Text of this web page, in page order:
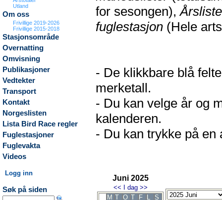
Utland
Om oss
Frivillige 2019-2026
Frivillige 2015-2018
Stasjonsområde
Overnatting
Omvisning
Publikasjoner
Vedtekter
Transport
Kontakt
Norgeslisten
Lista Bird Race regler
Fuglestasjoner
Fuglevakta
Videos
Logg inn
Søk på siden
for sesongen),
fuglestasjon (Hele
- De klikkbare blå
merketall.
- Du kan velge år og
kalenderen.
- Du kan trykke på en
Juni 2025
<< I dag >>
M T O T F L
S